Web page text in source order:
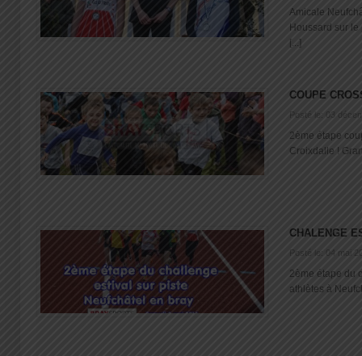
Amicale
Houssard sur
[...]
COUPE
Posté le: 03
2ème étape
Croixdalle !
CHALENGE
Posté le: 04 mai
2ème étape du
athlètes à